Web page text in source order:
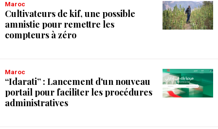
Maroc
Cultivateurs de kif, une possible
amnistie pour remettre les
compteurs à zéro
Maroc
“Idarati” : Lancement d'un nouveau
portail pour faciliter les procédures
administratives